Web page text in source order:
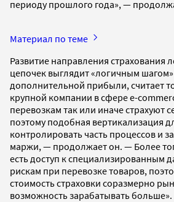
периоду прошлого года», —
Материал по теме
Развитие направления страхования
цепочек выглядит «логичным
дополнительной прибыли, считает
крупной компании в сфере e-
перевозкам так или иначе страхуют
поэтому подобная вертикализация
контролировать часть процессов и
маржи, — продолжает он. — Более
есть доступ к специализированным
рискам при перевозке товаров,
стоимость страховки соразмерно
возможность зарабатывать больше».